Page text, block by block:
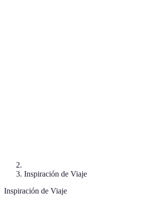
Inspiración de Viaje
Inspiración de Viaje